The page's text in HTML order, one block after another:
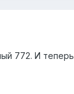
772. И